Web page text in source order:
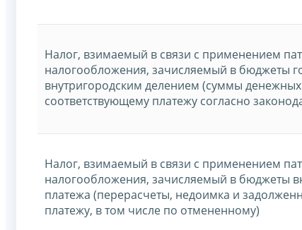
Налог, взимаемый в связи с применением
налогообложения, зачисляемый в бюджеты
внутригородским делением (суммы
соответствующему платежу согласно
Налог, взимаемый в связи с применением
налогообложения, зачисляемый в бюджеты
платежа (перерасчеты, недоимка и
платежу, в том числе по отмененному)